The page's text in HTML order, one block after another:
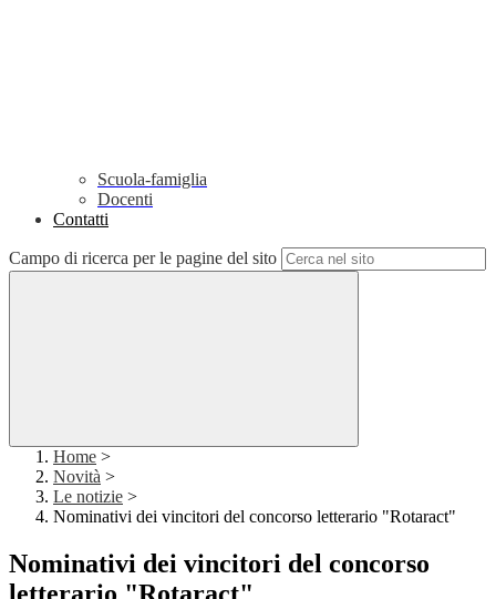
Scuola-famiglia
Docenti
Contatti
Campo di ricerca per le pagine del sito
Home >
Novità >
Le notizie >
Nominativi dei vincitori del concorso letterario "Rotaract"
Nominativi dei vincitori del concorso